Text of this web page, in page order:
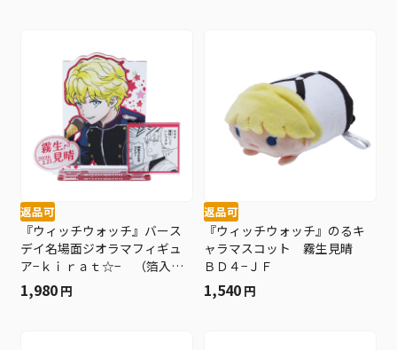
返品可
『ウィッチウォッチ』バース
デイ名場面ジオラマフィギュ
ア−ｋｉｒａｔ☆− （箔入り
アクリル） 霧生見晴 ＢＦ
１
1,980 円
返品可
『ウィッチウォッチ』のるキ
ャラマスコット 霧生見晴
ＢＤ４−ＪＦ
1,540 円